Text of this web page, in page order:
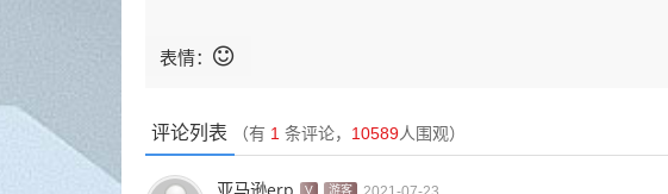
表情：
评论列表 （有 1 条评论， 10589人围观）
V 游客